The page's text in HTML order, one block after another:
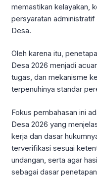
memastikan kelayakan,
persyaratan
Desa.
Oleh karena itu,
Desa 2026 menjadi
tugas, dan mekanisme
terpenuhinya standar
Fokus pembahasan ini
Desa 2026 yang
kerja dan dasar
terverifikasi sesuai
undangan, serta agar
sebagai dasar